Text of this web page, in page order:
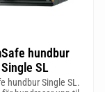
hundbur
Single SL
hundbur Single SL.